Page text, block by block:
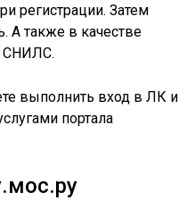
регистрации. Затем
А также в качестве
СНИЛС.
выполнить вход в ЛК и
портала